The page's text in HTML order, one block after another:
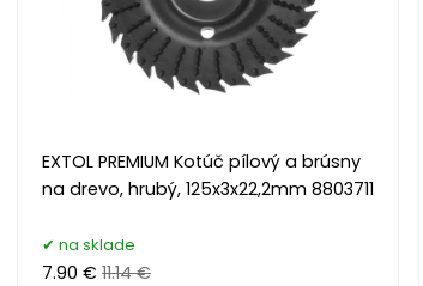
EXTOL PREMIUM Kotúč pílový a brúsny
na drevo, hrubý, 125x3x22,2mm 8803711
na sklade
7.90 € 11.14 €